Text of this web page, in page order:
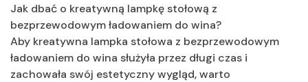
Jak dbać o kreatywną lampkę stołową z
bezprzewodowym ładowaniem do wina?
Aby kreatywna lampka stołowa z bezprzewodowym
ładowaniem do wina służyła przez długi czas i
zachowała swój estetyczny wygląd, warto